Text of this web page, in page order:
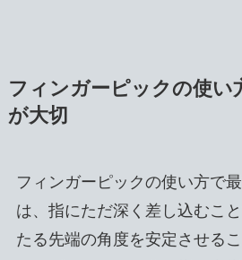
フィンガーピックの使い
が大切
フィンガーピックの使い方で
は、指にただ深く差し込むこ
たる先端の角度を安定させる